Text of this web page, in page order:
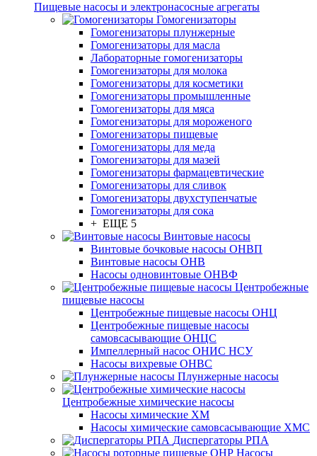
Пищевые насосы и электронасосные агрегаты
Гомогенизаторы
Гомогенизаторы плунжерные
Гомогенизаторы для масла
Лабораторные гомогенизаторы
Гомогенизаторы для молока
Гомогенизаторы для косметики
Гомогенизаторы промышленные
Гомогенизаторы для мяса
Гомогенизаторы для мороженого
Гомогенизаторы пищевые
Гомогенизаторы для меда
Гомогенизаторы для мазей
Гомогенизаторы фармацевтические
Гомогенизаторы для сливок
Гомогенизаторы двухступенчатые
Гомогенизаторы для сока
+ ЕЩЕ 5
Винтовые насосы
Винтовые бочковые насосы ОНВП
Винтовые насосы ОНВ
Насосы одновинтовые ОНВФ
Центробежные
пищевые насосы
Центробежные пищевые насосы ОНЦ
Центробежные пищевые насосы
самовсасывающие ОНЦС
Импеллерный насос ОНИС НСУ
Насосы вихревые ОНВС
Плунжерные насосы
Центробежные химические насосы
Насосы химические ХМ
Насосы химические самовсасывающие ХМС
Диспергаторы РПА
Насосы